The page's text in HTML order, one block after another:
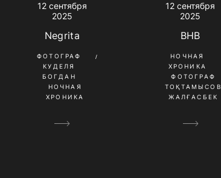
12 сентября
2025
Negrita
ФОТОГРАФ
КУДЕЛЯ
БОГДАН
НОЧНАЯ
ХРОНИКА
12 сентября
2025
BHB
НОЧНАЯ
ХРОНИКА
ФОТОГРАФ
ТОҚТАМЫСОВ
ЖАЛҒАСБЕК